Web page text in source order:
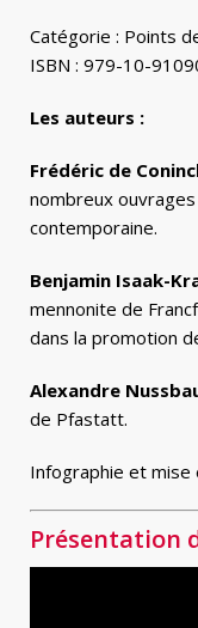
Catégorie : Points
ISBN : 979-10-
Les auteurs :
Frédéric de
nombreux
contemporaine.
Benjamin Isaak-
mennonite de
dans la promotion
Alexandre
de Pfastatt.
Infographie et mise
Présentation